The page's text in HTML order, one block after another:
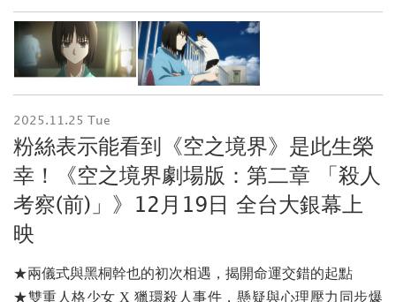
2025.11.25 Tue
粉絲表示能看到《空之境界》是此生榮
幸！《空之境界劇場版：第二章 「殺⼈
考察(前)」》12月19日 全台大銀幕上
映
★兩儀式與黑桐幹也的初次相遇，揭開命運交錯的起點
★雙重人格少女 X 獵環殺人事件，懸疑與心理壓力同步爆